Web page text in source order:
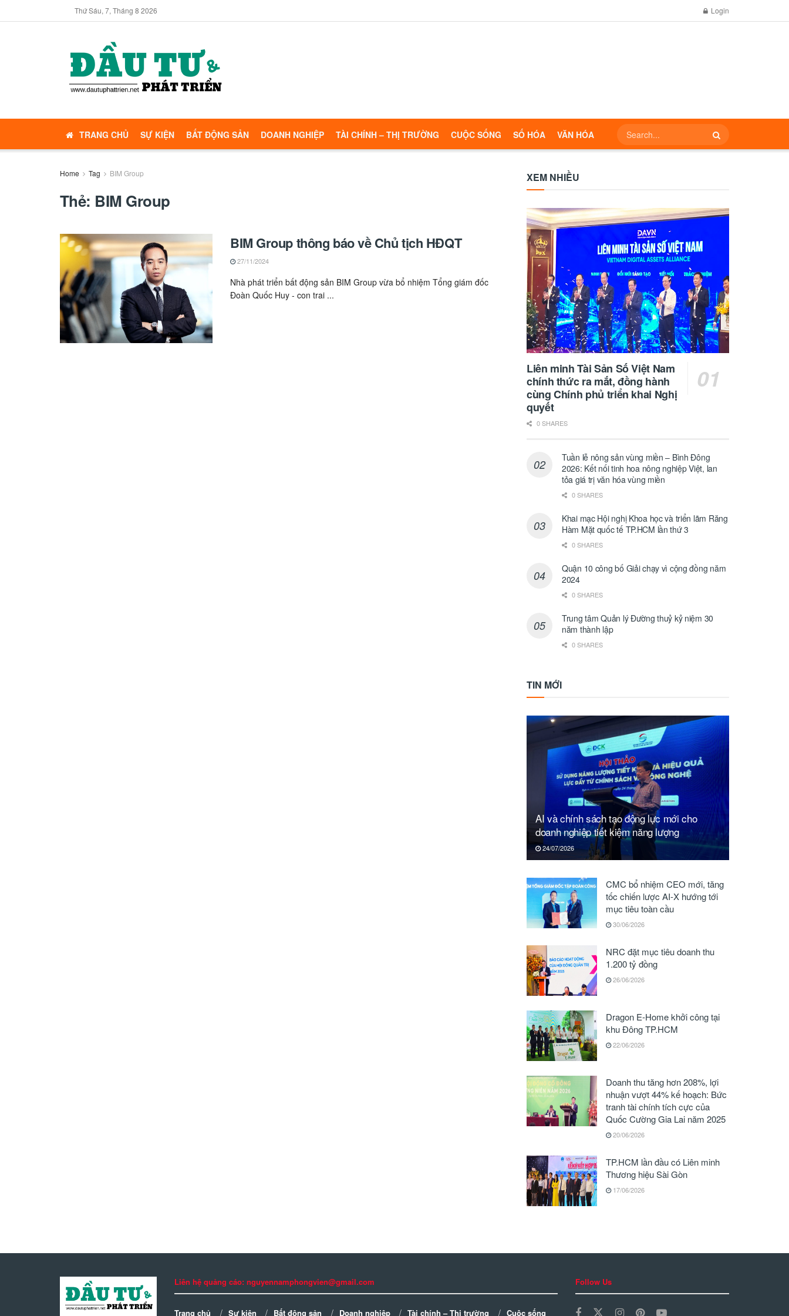
Thứ Sáu, 7, Tháng 8 2026 Login
TRANG CHỦ SỰ KIỆN BẤT ĐỘNG SẢN DOANH NGHIỆP TÀI CHÍNH – THỊ TRƯỜNG CUỘC SỐNG SỐ HÓA VĂN HÓA
Home Tag BIM Group
Thẻ: BIM Group
BIM Group thông báo về Chủ tịch HĐQT
27/11/2024
Nhà phát triển bất động sản BIM Group vừa bổ nhiệm Tổng giám đốc
Đoàn Quốc Huy - con trai ...
XEM NHIỀU
Liên minh Tài Sản Số Việt Nam
chính thức ra mắt, đồng hành
cùng Chính phủ triển khai Nghị
quyết
0 SHARES
Tuần lễ nông sản vùng miền – Bình Đông
2026: Kết nối tinh hoa nông nghiệp Việt, lan
tỏa giá trị văn hóa vùng miền
0 SHARES
Khai mạc Hội nghị Khoa học và triển lãm Răng
Hàm Mặt quốc tế TP.HCM lần thứ 3
0 SHARES
Quận 10 công bố Giải chạy vì cộng đồng năm
2024
0 SHARES
Trung tâm Quản lý Đường thuỷ kỷ niệm 30
năm thành lập
0 SHARES
TIN MỚI
AI và chính sách tạo động lực mới cho
doanh nghiệp tiết kiệm năng lượng
24/07/2026
CMC bổ nhiệm CEO mới, tăng
tốc chiến lược AI-X hướng tới
mục tiêu toàn cầu
30/06/2026
NRC đặt mục tiêu doanh thu
1.200 tỷ đồng
26/06/2026
Dragon E-Home khởi công tại
khu Đông TP.HCM
22/06/2026
Doanh thu tăng hơn 208%, lợi
nhuận vượt 44% kế hoạch: Bức
tranh tài chính tích cực của
Quốc Cường Gia Lai năm 2025
20/06/2026
TP.HCM lần đầu có Liên minh
Thương hiệu Sài Gòn
17/06/2026
Liên hệ quảng cáo: nguyennamphongvien@gmail.com
Trang chủ Sự kiện Bất động sản Doanh nghiệp Tài chính – Thị trường Cuộc sống
Follow Us